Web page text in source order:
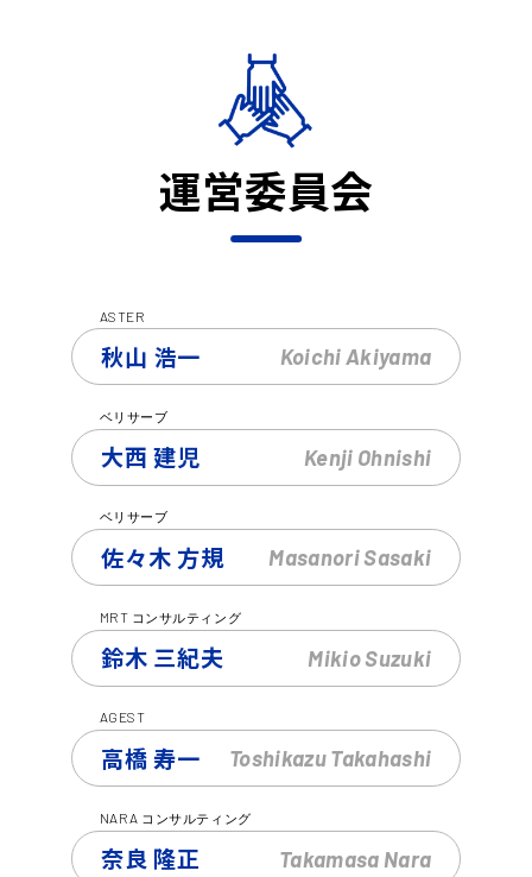
運営委員会
ASTER
秋山 浩一 KoichiAkiyama
ベリサーブ
大西 建児 Kenji Ohnishi
ベリサーブ
佐々木 方規 MasanoriSasaki
MRT コンサルティング
鈴木 三紀夫 MikioSuzuki
AGEST
高橋 寿一 ToshikazuTakahashi
NARA コンサルティング
奈良 隆正 Takamasa Nara